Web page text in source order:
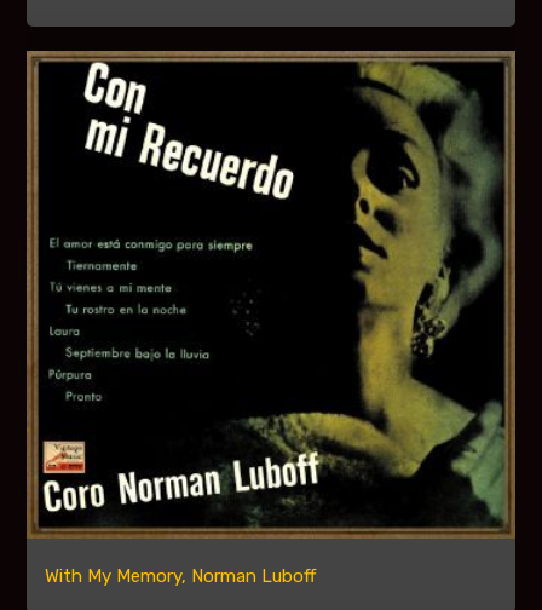
With My Memory, Norman Luboff